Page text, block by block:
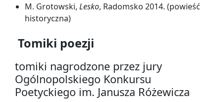
M. Grotowski, Lesko, Radomsko 2014. (powieść
historyczna)
Tomiki poezji
tomiki nagrodzone przez jury
Ogólnopolskiego Konkursu
Poetyckiego im. Janusza Różewicza